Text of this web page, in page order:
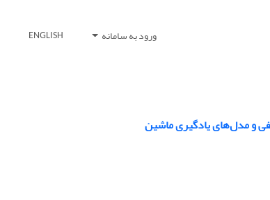
ورود به سامانه ENGLISH
و مدل‌های یادگیری ماشین